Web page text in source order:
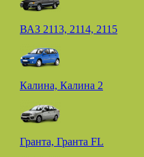
ВАЗ 2113, 2114, 2115
Калина, Калина 2
Гранта, Гранта FL